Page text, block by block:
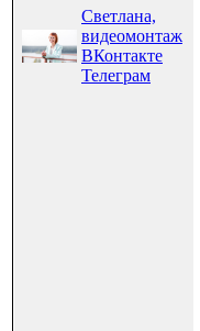
Светлана,
видеомонтаж
ВКонтакте
Телеграм